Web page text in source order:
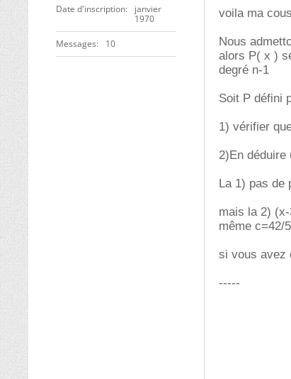
Date d'inscription
janvier
1970
Messages 10
voila ma
Nous
alors P( x )
degré n-1
Soit P défini
1) vérifier
2)En
La 1) pas de
mais la 2)
même c=42/
si vous avez
-----